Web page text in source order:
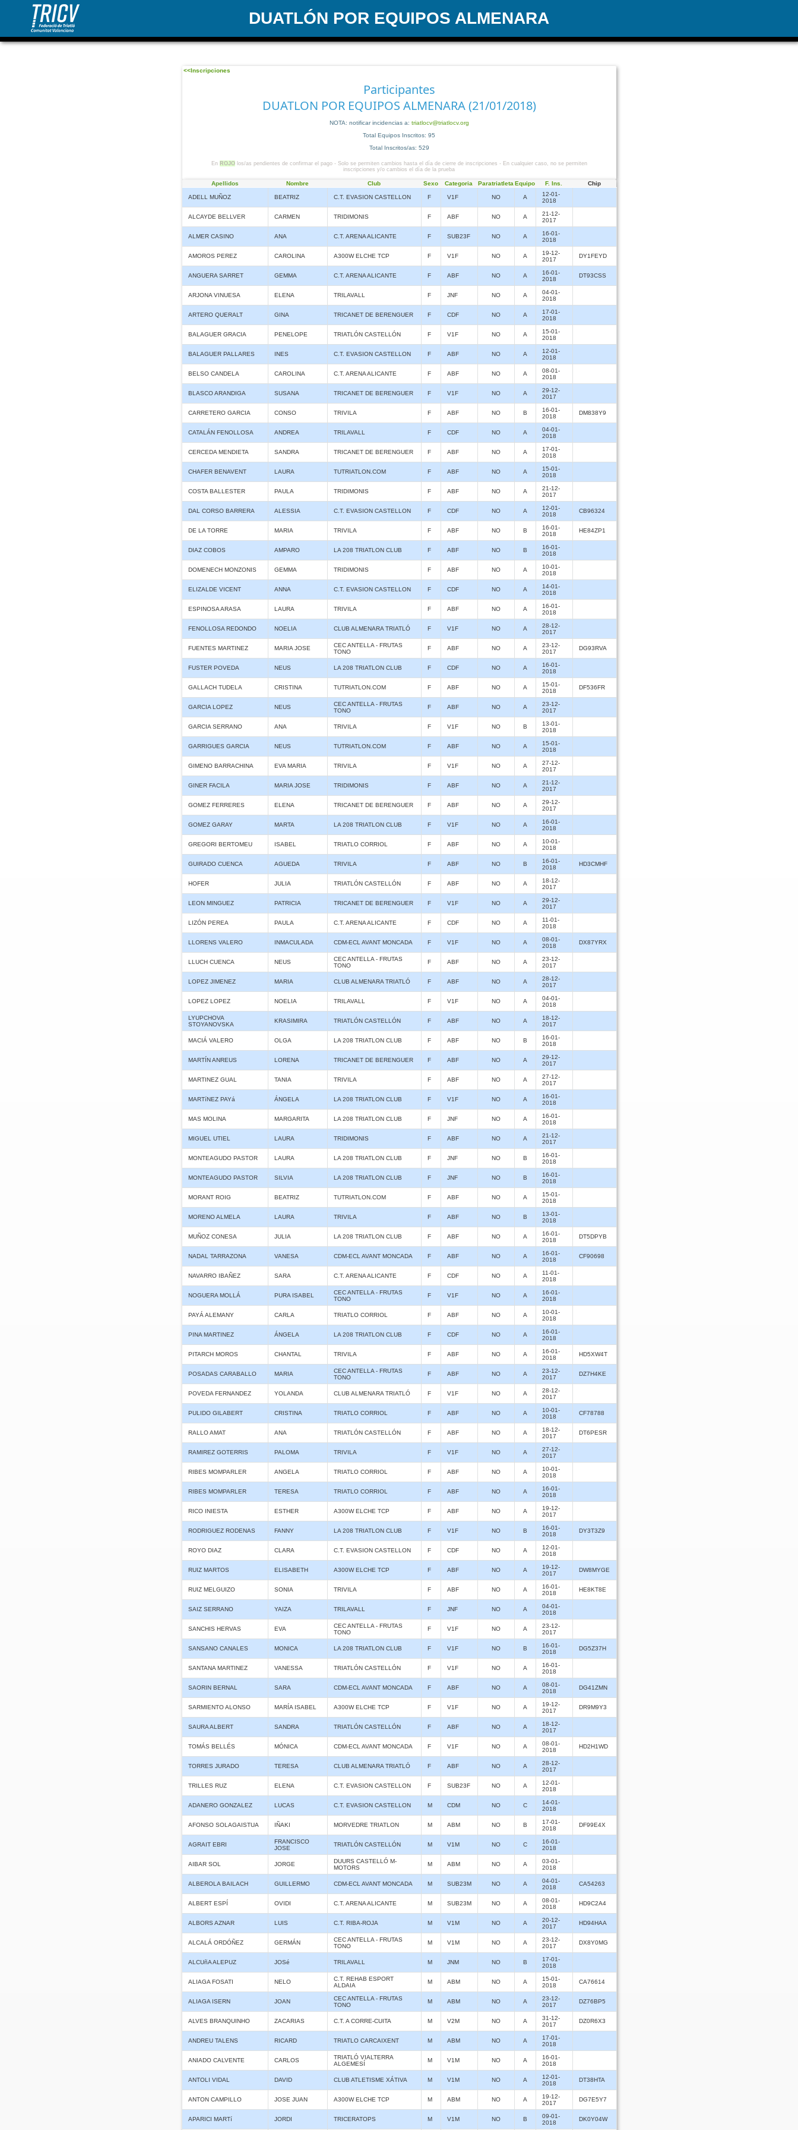
DUATLÓN POR EQUIPOS ALMENARA
<<Inscripciones
Participantes
DUATLON POR EQUIPOS ALMENARA (21/01/2018)
NOTA: notificar incidencias a: triatlocv@triatlocv.org
Total Equipos Inscritos: 95
Total Inscritos/as: 529
En ROJOlos/as pendientes de confirmar el pago - Solo se permiten cambios hasta el día de cierre de inscripciones - En cualquier caso, no se permiten
inscripciones y/o cambios el día de la prueba
Apellidos Nombre Club Sexo Categoria Paratriatleta Equipo F. Ins. Chip
ADELL MUÑOZ BEATRIZ C.T. EVASION CASTELLON F V1F NO A
12-01-
2018
ALCAYDE BELLVER CARMEN TRIDIMONIS F ABF NO A
21-12-
2017
ALMER CASINO ANA C.T. ARENA ALICANTE F SUB23F NO A
16-01-
2018
AMOROS PEREZ CAROLINA A300W ELCHE TCP F V1F NO A
19-12-
2017
DY1FEYD
ANGUERA SARRET GEMMA C.T. ARENA ALICANTE F ABF NO A
16-01-
2018
DT93CSS
ARJONA VINUESA ELENA TRILAVALL F JNF NO A
04-01-
2018
ARTERO QUERALT GINA TRICANET DE BERENGUER F CDF NO A
17-01-
2018
BALAGUER GRACIA PENELOPE TRIATLÓN CASTELLÓN F V1F NO A
15-01-
2018
BALAGUER PALLARES INES C.T. EVASION CASTELLON F ABF NO A
12-01-
2018
BELSO CANDELA CAROLINA C.T. ARENA ALICANTE F ABF NO A
08-01-
2018
BLASCO ARANDIGA SUSANA TRICANET DE BERENGUER F V1F NO A
29-12-
2017
CARRETERO GARCIA CONSO TRIVILA F ABF NO B
16-01-
2018
DM838Y9
CATALÁN FENOLLOSA ANDREA TRILAVALL F CDF NO A
04-01-
2018
CERCEDA MENDIETA SANDRA TRICANET DE BERENGUER F ABF NO A
17-01-
2018
CHAFER BENAVENT LAURA TUTRIATLON.COM F ABF NO A
15-01-
2018
COSTA BALLESTER PAULA TRIDIMONIS F ABF NO A
21-12-
2017
DAL CORSO BARRERA ALESSIA C.T. EVASION CASTELLON F CDF NO A
12-01-
2018
CB96324
DE LA TORRE MARIA TRIVILA F ABF NO B
16-01-
2018
HE84ZP1
DIAZ COBOS AMPARO LA 208 TRIATLON CLUB F ABF NO B
16-01-
2018
DOMENECH MONZONIS GEMMA TRIDIMONIS F ABF NO A
10-01-
2018
ELIZALDE VICENT ANNA C.T. EVASION CASTELLON F CDF NO A
14-01-
2018
ESPINOSA ARASA LAURA TRIVILA F ABF NO A
16-01-
2018
FENOLLOSA REDONDO NOELIA CLUB ALMENARA TRIATLÓ F V1F NO A
28-12-
2017
FUENTES MARTINEZ MARIA JOSE
CEC ANTELLA - FRUTAS
TONO
F ABF NO A
23-12-
2017
DG93RVA
FUSTER POVEDA NEUS LA 208 TRIATLON CLUB F CDF NO A
16-01-
2018
GALLACH TUDELA CRISTINA TUTRIATLON.COM F ABF NO A
15-01-
2018
DF536FR
GARCIA LOPEZ NEUS
CEC ANTELLA - FRUTAS
TONO
F ABF NO A
23-12-
2017
GARCIA SERRANO ANA TRIVILA F V1F NO B
13-01-
2018
GARRIGUES GARCIA NEUS TUTRIATLON.COM F ABF NO A
15-01-
2018
GIMENO BARRACHINA EVA MARIA TRIVILA F V1F NO A
27-12-
2017
GINER FACILA MARIA JOSE TRIDIMONIS F ABF NO A
21-12-
2017
GOMEZ FERRERES ELENA TRICANET DE BERENGUER F ABF NO A
29-12-
2017
GOMEZ GARAY MARTA LA 208 TRIATLON CLUB F V1F NO A
16-01-
2018
GREGORI BERTOMEU ISABEL TRIATLO CORRIOL F ABF NO A
10-01-
2018
GUIRADO CUENCA AGUEDA TRIVILA F ABF NO B
16-01-
2018
HD3CMHF
HOFER JULIA TRIATLÓN CASTELLÓN F ABF NO A
18-12-
2017
LEON MINGUEZ PATRICIA TRICANET DE BERENGUER F V1F NO A
29-12-
2017
LIZÓN PEREA PAULA C.T. ARENA ALICANTE F CDF NO A
11-01-
2018
LLORENS VALERO INMACULADA CDM-ECL AVANT MONCADA F V1F NO A
08-01-
2018
DX87YRX
LLUCH CUENCA NEUS
CEC ANTELLA - FRUTAS
TONO
F ABF NO A
23-12-
2017
LOPEZ JIMENEZ MARIA CLUB ALMENARA TRIATLÓ F ABF NO A
28-12-
2017
LOPEZ LOPEZ NOELIA TRILAVALL F V1F NO A
04-01-
2018
LYUPCHOVA
STOYANOVSKA
KRASIMIRA TRIATLÓN CASTELLÓN F ABF NO A
18-12-
2017
MACIÁ VALERO OLGA LA 208 TRIATLON CLUB F ABF NO B
16-01-
2018
MARTÍN ANREUS LORENA TRICANET DE BERENGUER F ABF NO A
29-12-
2017
MARTINEZ GUAL TANIA TRIVILA F ABF NO A
27-12-
2017
MARTíNEZ PAYá ÁNGELA LA 208 TRIATLON CLUB F V1F NO A
16-01-
2018
MAS MOLINA MARGARITA LA 208 TRIATLON CLUB F JNF NO A
16-01-
2018
MIGUEL UTIEL LAURA TRIDIMONIS F ABF NO A
21-12-
2017
MONTEAGUDO PASTOR LAURA LA 208 TRIATLON CLUB F JNF NO B
16-01-
2018
MONTEAGUDO PASTOR SILVIA LA 208 TRIATLON CLUB F JNF NO B
16-01-
2018
MORANT ROIG BEATRIZ TUTRIATLON.COM F ABF NO A
15-01-
2018
MORENO ALMELA LAURA TRIVILA F ABF NO B
13-01-
2018
MUÑOZ CONESA JULIA LA 208 TRIATLON CLUB F ABF NO A
16-01-
2018
DT5DPYB
NADAL TARRAZONA VANESA CDM-ECL AVANT MONCADA F ABF NO A
16-01-
2018
CF90698
NAVARRO IBAÑEZ SARA C.T. ARENA ALICANTE F CDF NO A
11-01-
2018
NOGUERA MOLLÁ PURA ISABEL
CEC ANTELLA - FRUTAS
TONO
F V1F NO A
16-01-
2018
PAYÁ ALEMANY CARLA TRIATLO CORRIOL F ABF NO A
10-01-
2018
PINA MARTINEZ ÁNGELA LA 208 TRIATLON CLUB F CDF NO A
16-01-
2018
PITARCH MOROS CHANTAL TRIVILA F ABF NO A
16-01-
2018
HD5XW4T
POSADAS CARABALLO MARIA
CEC ANTELLA - FRUTAS
TONO
F ABF NO A
23-12-
2017
DZ7H4KE
POVEDA FERNANDEZ YOLANDA CLUB ALMENARA TRIATLÓ F V1F NO A
28-12-
2017
PULIDO GILABERT CRISTINA TRIATLO CORRIOL F ABF NO A
10-01-
2018
CF78788
RALLO AMAT ANA TRIATLÓN CASTELLÓN F ABF NO A
18-12-
2017
DT6PESR
RAMIREZ GOTERRIS PALOMA TRIVILA F V1F NO A
27-12-
2017
RIBES MOMPARLER ANGELA TRIATLO CORRIOL F ABF NO A
10-01-
2018
RIBES MOMPARLER TERESA TRIATLO CORRIOL F ABF NO A
16-01-
2018
RICO INIESTA ESTHER A300W ELCHE TCP F ABF NO A
19-12-
2017
RODRIGUEZ RODENAS FANNY LA 208 TRIATLON CLUB F V1F NO B
16-01-
2018
DY3T3Z9
ROYO DIAZ CLARA C.T. EVASION CASTELLON F CDF NO A
12-01-
2018
RUIZ MARTOS ELISABETH A300W ELCHE TCP F ABF NO A
19-12-
2017
DW8MYGE
RUIZ MELGUIZO SONIA TRIVILA F ABF NO A
16-01-
2018
HE8KT8E
SAIZ SERRANO YAIZA TRILAVALL F JNF NO A
04-01-
2018
SANCHIS HERVAS EVA
CEC ANTELLA - FRUTAS
TONO
F V1F NO A
23-12-
2017
SANSANO CANALES MONICA LA 208 TRIATLON CLUB F V1F NO B
16-01-
2018
DG5Z37H
SANTANA MARTINEZ VANESSA TRIATLÓN CASTELLÓN F V1F NO A
16-01-
2018
SAORIN BERNAL SARA CDM-ECL AVANT MONCADA F ABF NO A
08-01-
2018
DG41ZMN
SARMIENTO ALONSO MARÍA ISABEL A300W ELCHE TCP F V1F NO A
19-12-
2017
DR9M9Y3
SAURA ALBERT SANDRA TRIATLÓN CASTELLÓN F ABF NO A
18-12-
2017
TOMÁS BELLÉS MÓNICA CDM-ECL AVANT MONCADA F V1F NO A
08-01-
2018
HD2H1WD
TORRES JURADO TERESA CLUB ALMENARA TRIATLÓ F ABF NO A
28-12-
2017
TRILLES RUZ ELENA C.T. EVASION CASTELLON F SUB23F NO A
12-01-
2018
ADANERO GONZALEZ LUCAS C.T. EVASION CASTELLON M CDM NO C
14-01-
2018
AFONSO SOLAGAISTUA IÑAKI MORVEDRE TRIATLON M ABM NO B
17-01-
2018
DF99E4X
AGRAIT EBRI
FRANCISCO
JOSE
TRIATLÓN CASTELLÓN M V1M NO C
16-01-
2018
AIBAR SOL JORGE
DUURS CASTELLÓ M-
MOTORS
M ABM NO A
03-01-
2018
ALBEROLA BAILACH GUILLERMO CDM-ECL AVANT MONCADA M SUB23M NO A
04-01-
2018
CA54263
ALBERT ESPÍ OVIDI C.T. ARENA ALICANTE M SUB23M NO A
08-01-
2018
HD9C2A4
ALBORS AZNAR LUIS C.T. RIBA-ROJA M V1M NO A
20-12-
2017
HD94HAA
ALCALÁ ORDÓÑEZ GERMÁN
CEC ANTELLA - FRUTAS
TONO
M V1M NO A
23-12-
2017
DX8Y0MG
ALCUñA ALEPUZ JOSé TRILAVALL M JNM NO B
17-01-
2018
ALIAGA FOSATI NELO
C.T. REHAB ESPORT
ALDAIA
M ABM NO A
15-01-
2018
CA76614
ALIAGA ISERN JOAN
CEC ANTELLA - FRUTAS
TONO
M ABM NO A
23-12-
2017
DZ76BP5
ALVES BRANQUINHO ZACARIAS C.T. A CORRE-CUITA M V2M NO A
31-12-
2017
DZ0R6X3
ANDREU TALENS RICARD TRIATLO CARCAIXENT M ABM NO A
17-01-
2018
ANIADO CALVENTE CARLOS
TRIATLÓ VIALTERRA
ALGEMESÍ
M V1M NO A
16-01-
2018
ANTOLI VIDAL DAVID CLUB ATLETISME XÁTIVA M V1M NO A
12-01-
2018
DT38HTA
ANTON CAMPILLO JOSE JUAN A300W ELCHE TCP M ABM NO A
19-12-
2017
DG7E5Y7
APARICI MARTí JORDI TRICERATOPS M V1M NO B
09-01-
2018
DK0Y04W